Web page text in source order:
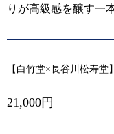
りが高級感を醸す一
【白竹堂×長谷川松寿
21,000円